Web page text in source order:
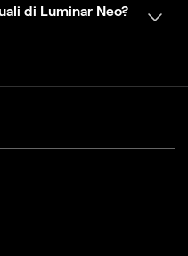
di Luminar Neo?